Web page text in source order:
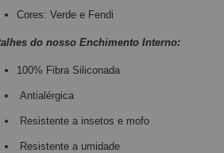
Cores: Verde e Fendi
do nosso Enchimento Interno:
100% Fibra Siliconada
Antialérgica
Resistente a insetos e mofo
Resistente a umidade